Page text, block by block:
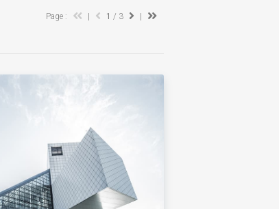
Page : 1 / 3